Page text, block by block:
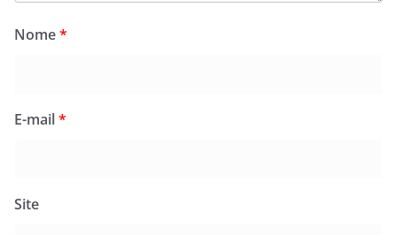
Nome*
E-mail*
Site